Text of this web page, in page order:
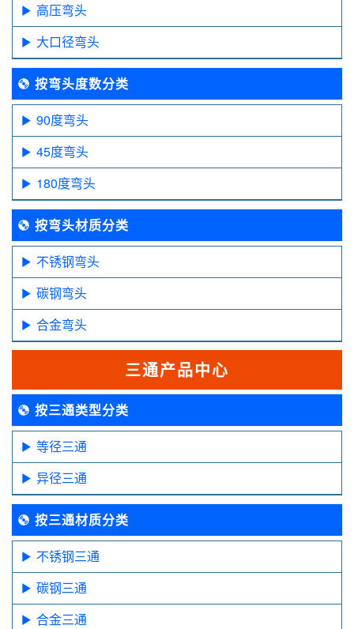
高压弯头
大口径弯头
按弯头度数分类
90度弯头
45度弯头
180度弯头
按弯头材质分类
不锈钢弯头
碳钢弯头
合金弯头
三通产品中心
按三通类型分类
等径三通
异径三通
按三通材质分类
不锈钢三通
碳钢三通
合金三通